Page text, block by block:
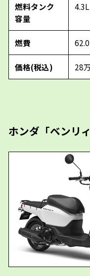
燃料タンク
容量
4.3L
燃費
価格(税込) 28
ホンダ「ベンリ